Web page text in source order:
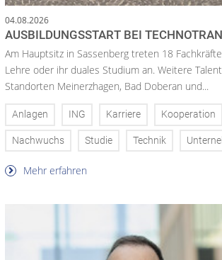
04.08.2026
AUSBILDUNGSSTART BEI
Am Hauptsitz in Sassenberg treten 18
Lehre oder ihr duales Studium an. Weitere
Standorten Meinerzhagen, Bad Doberan und...
Anlagen ING Karriere Kooperation
Nachwuchs Studie Technik
Mehr erfahren